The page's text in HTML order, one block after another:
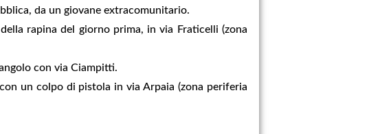
da un giovane extracomunitario.
rapina del giorno prima, in via Fraticelli (zona
con via Ciampitti.
un colpo di pistola in via Arpaia (zona periferia